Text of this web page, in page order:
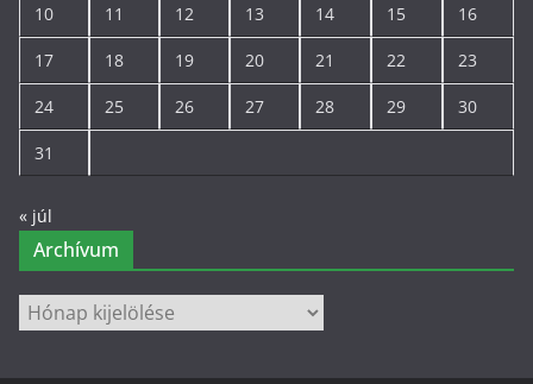
10 11 12 13 14 15 16
17 18 19 20 21 22 23
24 25 26 27 28 29 30
31
« júl
Archívum
Archívum